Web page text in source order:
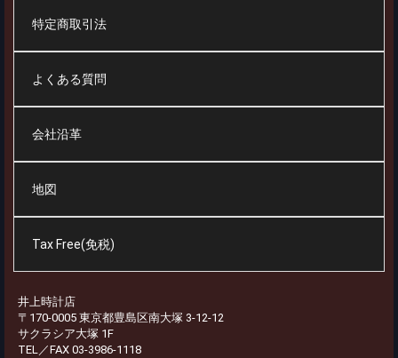
特定商取引法
よくある質問
会社沿革
地図
Tax Free(免税)
井上時計店
〒170-0005 東京都豊島区南大塚 3-12-12
サクラシア大塚 1F
TEL／FAX 03-3986-1118